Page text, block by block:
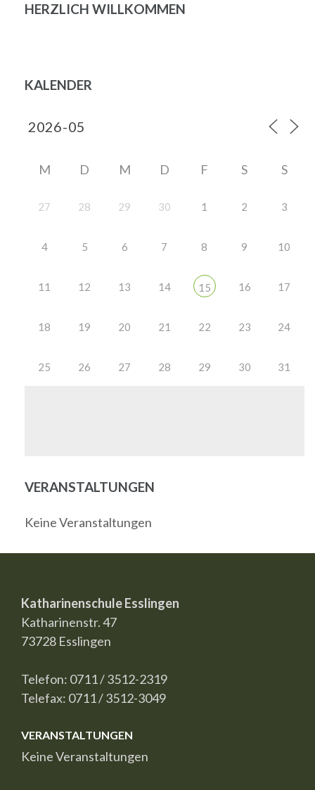
HERZLICH WILLKOMMEN
KALENDER
M D M D F S S
27 28 29 30 1 2 3
4 5 6 7 8 9 10
11 12 13 14 15 16 17
18 19 20 21 22 23 24
25 26 27 28 29 30 31
VERANSTALTUNGEN
Keine Veranstaltungen
Katharinenschule Esslingen
Katharinenstr. 47
73728 Esslingen
Telefon: 0711 / 3512-2319
Telefax: 0711 / 3512-3049
VERANSTALTUNGEN
Keine Veranstaltungen